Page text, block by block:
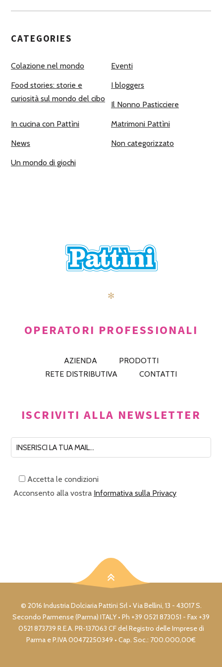
CATEGORIES
Colazione nel mondo Eventi
Food stories: storie e
curiosità sul mondo del cibo
I bloggers
Il Nonno Pasticciere
In cucina con Pattìni Matrimoni Pattìni
News Non categorizzato
Un mondo di giochi
✻
OPERATORI PROFESSIONALI
AZIENDA
PRODOTTI
RETE DISTRIBUTIVA
CONTATTI
ISCRIVITI ALLA NEWSLETTER
Accetta le condizioni
Acconsento alla vostra Informativa sulla Privacy
© 2016 Industria Dolciaria Pattini Srl • Via Bellini, 13 - 43017 S.
Secondo Parmense (Parma) ITALY • Ph +39 0521 873051 - Fax +39
0521 873739 R.E.A. PR-137063 CF del Registro delle Imprese di
Parma e P.IVA 00472250349 • Cap. Soc.: 700.000,00€